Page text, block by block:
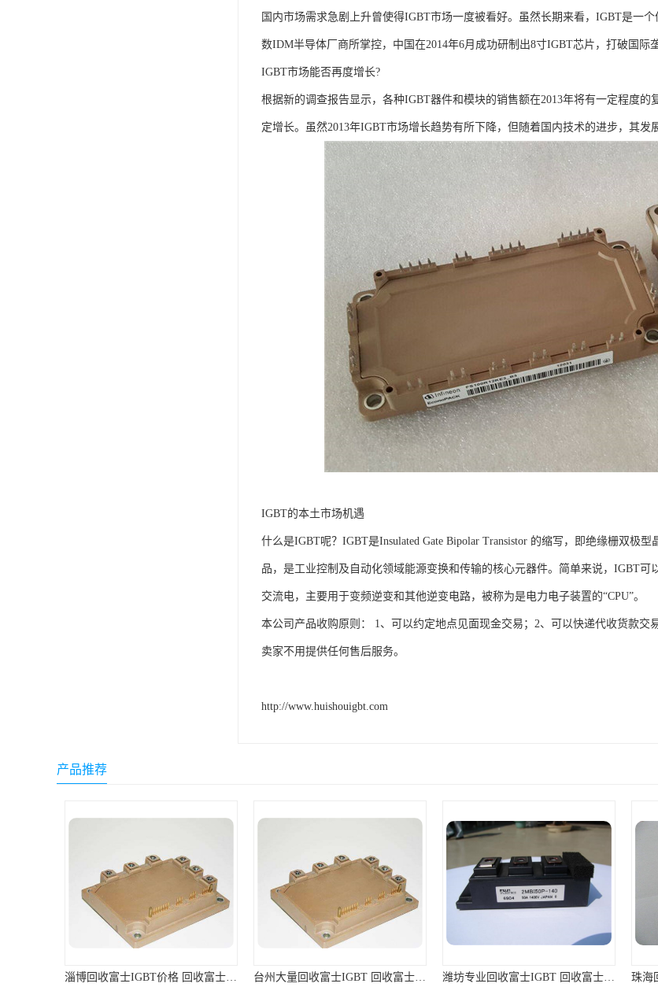
国内市场需求急剧上升曾使得IGBT市场一度被看好。虽然长期来看，IGBT是一
数IDM半导体厂商所掌控，中国在2014年6月成功研制出8寸IGBT芯片，打破国
IGBT市场能否再度增长?
根据新的调查报告显示，各种IGBT器件和模块的销售额在2013年将有一定程度
定增长。虽然2013年IGBT市场增长趋势有所下降，但随着国内技术的进步，其发
IGBT的本土市场机遇
什么是IGBT呢？IGBT是Insulated Gate Bipolar Transistor 的缩写，即绝缘栅双极
品，是工业控制及自动化领域能源变换和传输的核心元器件。简单来说，IGBT
交流电，主要用于变频逆变和其他逆变电路，被称为是电力电子装置的“CPU”。
本公司产品收购原则： 1、可以约定地点见面现金交易；2、可以快递代收货款交
卖家不用提供任何售后服务。
http://www.huishouigbt.com
产品推荐
台州大量回收富士IGBT 回收富士模块 快速上门 潍坊专业回收富士IGBT 回收富士模块 免费上门回收 珠海回收三菱IGBT公司 回收三菱模块 支持各种支付方式